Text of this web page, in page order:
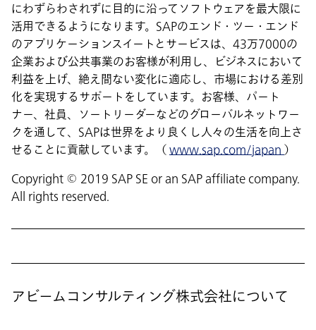
にわずらわされずに目的に沿ってソフトウェアを最大限に
活用できるようになります。SAPのエンド・ツー・エンド
のアプリケーションスイートとサービスは、43万7000の
企業および公共事業のお客様が利用し、ビジネスにおいて
利益を上げ、絶え間ない変化に適応し、市場における差別
化を実現するサポートをしています。お客様、パート
ナー、社員、ソートリーダーなどのグローバルネットワー
クを通して、SAPは世界をより良くし人々の生活を向上さ
せることに貢献しています。（www.sap.com/japan）
Copyright © 2019 SAP SE or an SAP affiliate company.
All rights reserved.
アビームコンサルティング株式会社について